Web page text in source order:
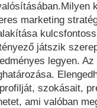
marketing
játszik
legyen.
szokásait,
ami valóban